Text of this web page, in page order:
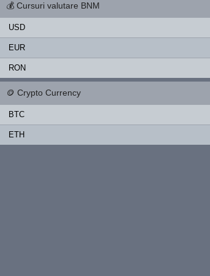
💰 Cursuri valutare BNM
USD
EUR
RON
🪙 Crypto Currency
BTC
ETH